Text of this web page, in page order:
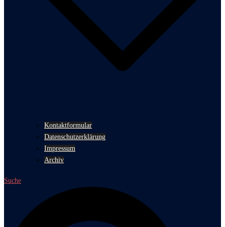
Kontaktformular
Datenschutzerklärung
Impressum
Archiv
Suche